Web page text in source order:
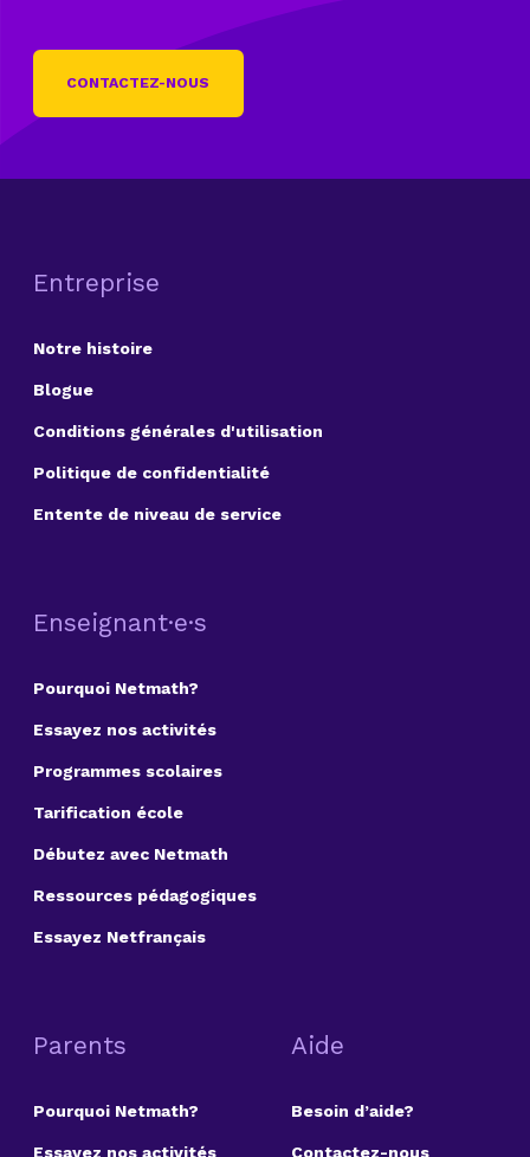
CONTACTEZ-NOUS
Entreprise
Notre histoire
Blogue
Conditions générales d'utilisation
Politique de confidentialité
Entente de niveau de service
Enseignant·e·s
Pourquoi Netmath?
Essayez nos activités
Programmes scolaires
Tarification école
Débutez avec Netmath
Ressources pédagogiques
Essayez Netfrançais
Parents
Pourquoi Netmath?
Essayez nos activités
Aide
Besoin d’aide?
Contactez-nous